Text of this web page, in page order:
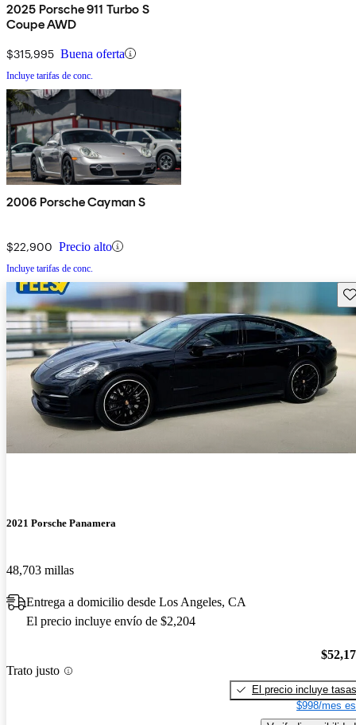
2025 Porsche 911 Turbo S
Coupe AWD
$315,995 Buena oferta
Incluye tarifas de conc.
2006 Porsche Cayman S
$22,900 Precio alto
Incluye tarifas de conc.
2021 Porsche Panamera
48,703 millas
Entrega a domicilio desde Los Angeles, CA
El precio incluye envío de $2,204
Trato justo
El precio incluye tasas
$998/mes